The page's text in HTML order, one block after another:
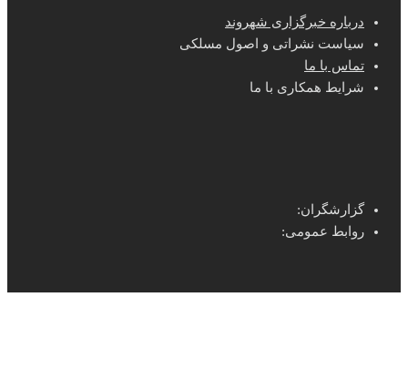
درباره خبرگزاری شهروند
سیاست نشراتی و اصول مسلکی
تماس با ما
شرایط همکاری با ما
گزارشگران:
روابط عمومی: